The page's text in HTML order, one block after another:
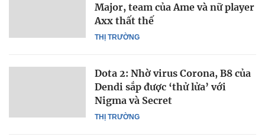
THỊ TRƯỜNG
Major, team của Ame và nữ player
Axx thất thế
THỊ TRƯỜNG
Dota 2: Nhờ virus Corona, B8 của
Dendi sắp được ‘thử lửa’ với
Nigma và Secret